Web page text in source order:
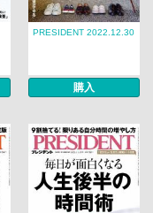
PRESIDENT 2022.12.30
購入